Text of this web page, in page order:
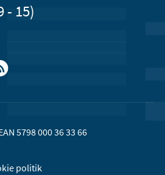
- 15)
5798 000 36 33 66
politik